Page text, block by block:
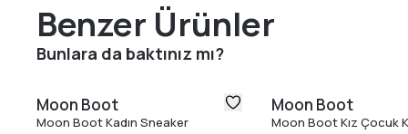
Benzer Ürünler
Bunlara da baktınız mı?
Moon Boot
Moon Boot Kadın Sneaker
Moon Boot
Moon Boot Kız Çocuk